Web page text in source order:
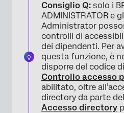
Consiglio Q: solo i
ADMINISTRATOR e
Administrator
controlli di
dei dipendenti. Per
questa funzione, è
disporre del codice
Controllo accesso
abilitato, oltre
directory da parte
Accesso directory